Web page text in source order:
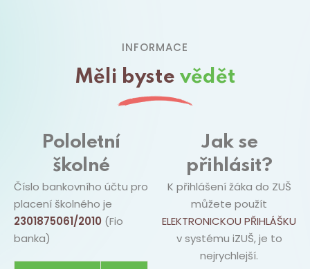
INFORMACE
Měli byste vědět
Pololetní
školné
Číslo bankovního účtu pro
placení školného je
2301875061/2010 (Fio
banka)
Jak se
přihlásit?
K přihlášení žáka do ZUŠ
můžete použít
ELEKTRONICKOU PŘIHLÁŠKU
v systému iZUŠ, je to
nejrychlejší.